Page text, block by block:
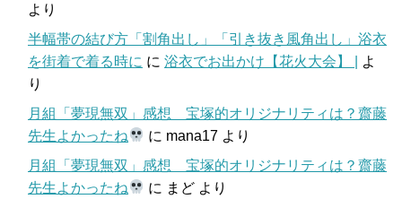
より
半幅帯の結び方「割角出し」「引き抜き風角出し」浴衣
を街着で着る時に に 浴衣でお出かけ【花火大会】 |
よ
り
月組「夢現無双」感想 宝塚的オリジナリティは？齋藤
先生よかったね
に mana17 より
月組「夢現無双」感想 宝塚的オリジナリティは？齋藤
先生よかったね
に まど より